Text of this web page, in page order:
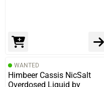
Nadine W.
Die Bewertung erfolgte
WANTED
Himbeer Cassis NicSalt
Overdosed Liquid by